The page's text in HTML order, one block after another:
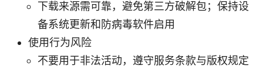
下载来源需可靠，避免第三方破解包；保持设
备系统更新和防病毒软件启用
使用行为风险
不要用于非法活动，遵守服务条款与版权规定